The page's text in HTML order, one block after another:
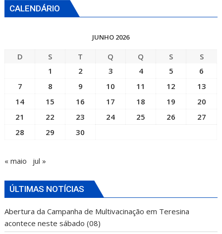
CALENDÁRIO
JUNHO 2026
D S T Q Q S
S
1
2 3 4 5
6
7
8 9 10 11 12
13
14
15 16 17 18 19
20
21
22 23 24 25 26
27
28
29 30
« maio jul »
ÚLTIMAS NOTÍCIAS
Abertura da Campanha de Multivacinação em Teresina
acontece neste sábado (08)